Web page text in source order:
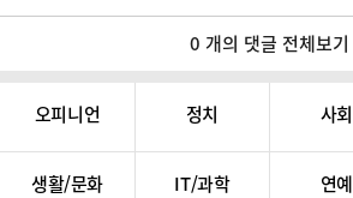
0 개의 댓글 전체보기
오피니언 정치 사회
생활/문화 IT/과학 연예